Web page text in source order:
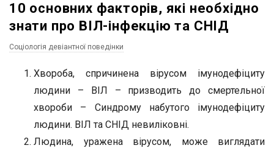
10 основних факторів, які необхідно
знати про ВІЛ-інфекцію та СНІД
Соціологія девіантної поведінки
Хвороба, спричинена вірусом імунодефіциту
людини – ВІЛ – призводить до смертельної
хвороби – Синдрому набутого імунодефіциту
людини. ВІЛ та СНІД невиліковні.
Людина, уражена вірусом, може виглядати